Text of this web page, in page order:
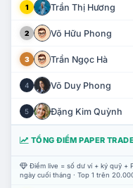
1 Trần Thị Hương
2 Võ Hữu Phong
3 Trần Ngọc Hà
4 Võ Duy Phong
5 Đặng Kim Quỳnh
TỔNG ĐIỂM PAPER
Điểm live = số dư ví + ký quỹ +
ngày cuối tháng · Top 1 trên